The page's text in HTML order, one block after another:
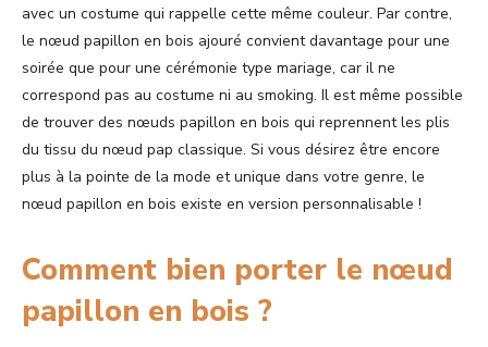
avec un costume qui rappelle cette même couleur. Par contre,
le nœud papillon en bois ajouré convient davantage pour une
soirée que pour une cérémonie type mariage, car il ne
correspond pas au costume ni au smoking. Il est même possible
de trouver des nœuds papillon en bois qui reprennent les plis
du tissu du nœud pap classique. Si vous désirez être encore
plus à la pointe de la mode et unique dans votre genre, le
nœud papillon en bois existe en version personnalisable !
Comment bien porter le nœud
papillon en bois ?